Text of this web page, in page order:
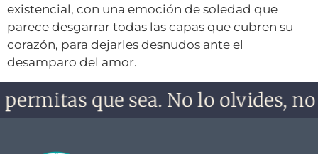
existencial, con una emoción de soledad que
parece desgarrar todas las capas que cubren su
corazón, para dejarles desnudos ante el
desamparo del amor.
que sea. No lo olvides, no